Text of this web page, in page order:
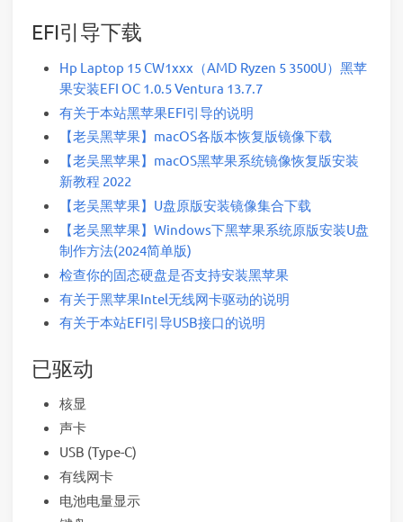
EFI引导下载
Hp Laptop 15 CW1xxx（AMD Ryzen 5 3500U）黑苹
果安装EFI OC 1.0.5 Ventura 13.7.7
有关于本站黑苹果EFI引导的说明
【老吴黑苹果】macOS各版本恢复版镜像下载
【老吴黑苹果】macOS黑苹果系统镜像恢复版安装
新教程 2022
【老吴黑苹果】U盘原版安装镜像集合下载
【老吴黑苹果】Windows下黑苹果系统原版安装U盘
制作方法(2024简单版)
检查你的固态硬盘是否支持安装黑苹果
有关于黑苹果Intel无线网卡驱动的说明
有关于本站EFI引导USB接口的说明
已驱动
核显
声卡
USB (Type-C)
有线网卡
电池电量显示